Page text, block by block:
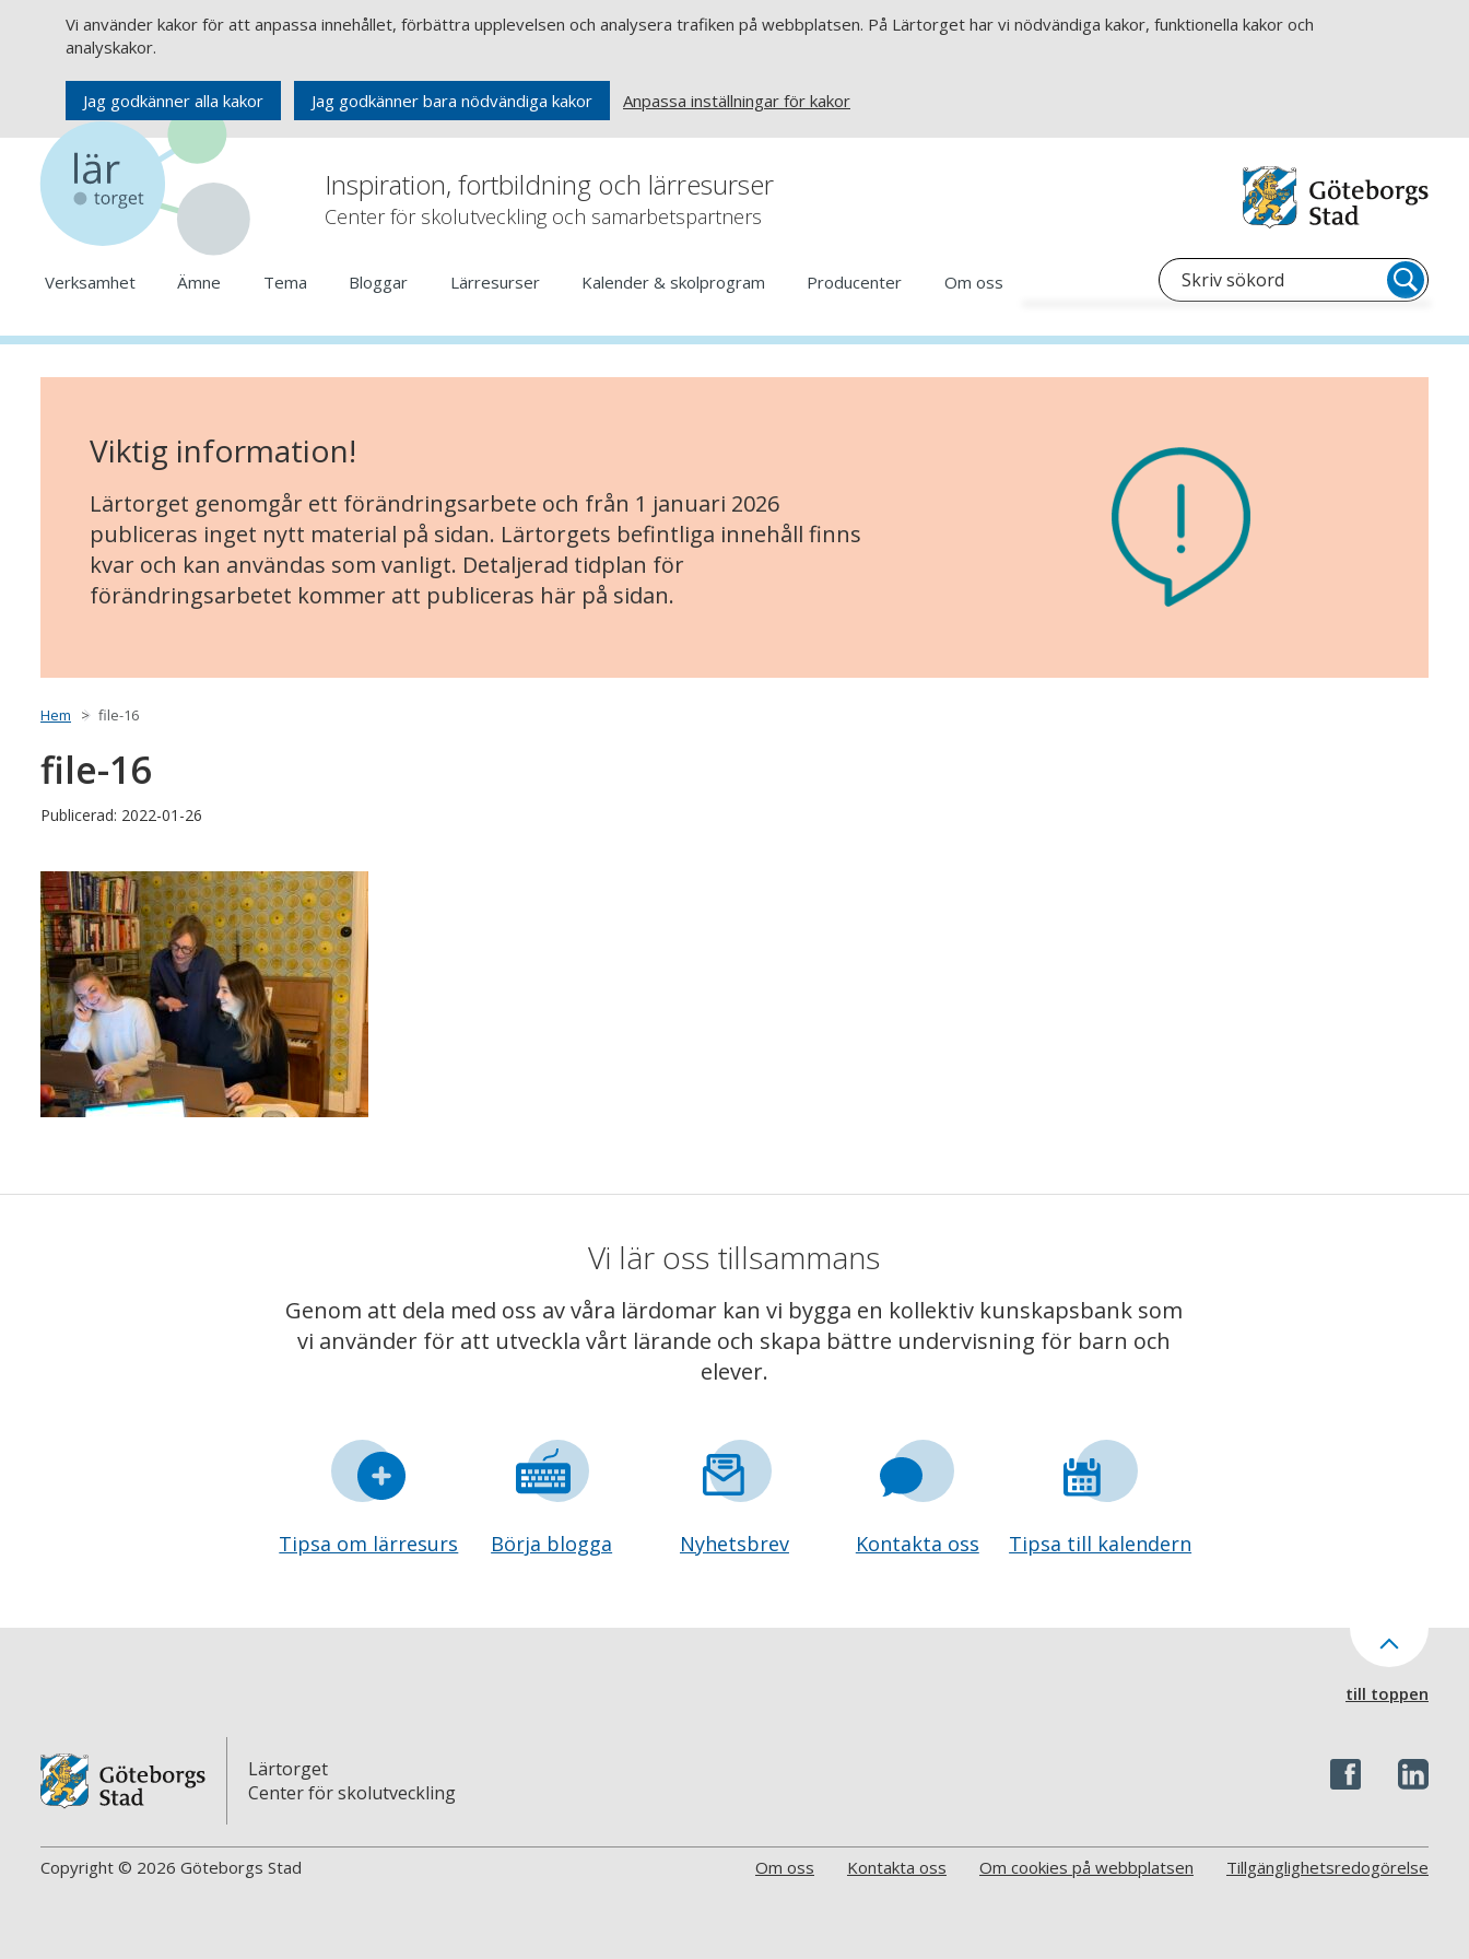
Vi använder kakor för att anpassa innehållet, förbättra upplevelsen och analysera trafiken på webbplatsen. På Lärtorget har vi nödvändiga kakor, funktionella kakor och
analyskakor.
Jag godkänner alla kakor Jag godkänner bara nödvändiga kakor Anpassa inställningar för kakor
Inspiration, fortbildning och lärresurser
Center för skolutveckling och samarbetspartners
Verksamhet Ämne Tema Bloggar Lärresurser Kalender & skolprogram Producenter Om oss
Viktig information!
Lärtorget genomgår ett förändringsarbete och från 1 januari 2026
publiceras inget nytt material på sidan. Lärtorgets befintliga innehåll finns
kvar och kan användas som vanligt. Detaljerad tidplan för
förändringsarbetet kommer att publiceras här på sidan.
Hem file-16
file-16
Publicerad: 2022-01-26
Vi lär oss tillsammans
Genom att dela med oss av våra lärdomar kan vi bygga en kollektiv kunskapsbank som
vi använder för att utveckla vårt lärande och skapa bättre undervisning för barn och
elever.
Tipsa om lärresurs Börja blogga Nyhetsbrev Kontakta oss Tipsa till kalendern
till toppen
Lärtorget
Center för skolutveckling
Copyright © 2026 Göteborgs Stad Om oss Kontakta oss Om cookies på webbplatsen Tillgänglighetsredogörelse